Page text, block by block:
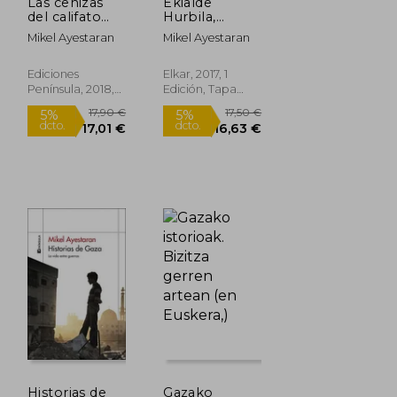
del califato
(ODISEAS)
Mikel Ayestaran
Ediciones
Península, 2018,
Tapa Blanda,
Nuevo
5%
dcto.
17,90 €
17,01 €
Hurbila,
Muinak eta
Ertzak
Mikel Ayestaran
Elkar, 2017, 1
Edición, Tapa
Blanda, Nuevo
dcto. 16,63 €
Historias de Gazako